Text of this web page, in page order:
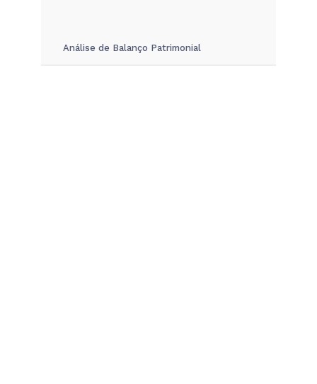
Análise de Balanço Patrimonial